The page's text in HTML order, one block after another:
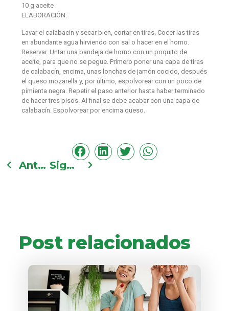
10 g aceite
ELABORACIÓN:
Lavar el calabacín y secar bien, cortar en tiras. Cocer las tiras
en abundante agua hirviendo con sal o hacer en el horno.
Reservar. Untar una bandeja de horno con un poquito de
aceite, para que no se pegue. Primero poner una capa de tiras
de calabacín, encima, unas lonchas de jamón cocido, después
el queso mozarella y, por último, espolvorear con un poco de
pimienta negra. Repetir el paso anterior hasta haber terminado
de hacer tres pisos. Al final se debe acabar con una capa de
calabacín. Espolvorear por encima queso.
Anterior Siguiente
Post relacionados